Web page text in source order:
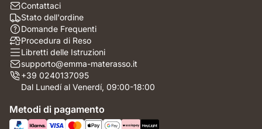
Contattaci
Stato dell'ordine
Domande Frequenti
Procedura di Reso
Libretti delle Istruzioni
supporto@emma-materasso.it
+39 0240137095
Dal Lunedí al Venerdí, 09:00-18:00
Metodi di pagamento